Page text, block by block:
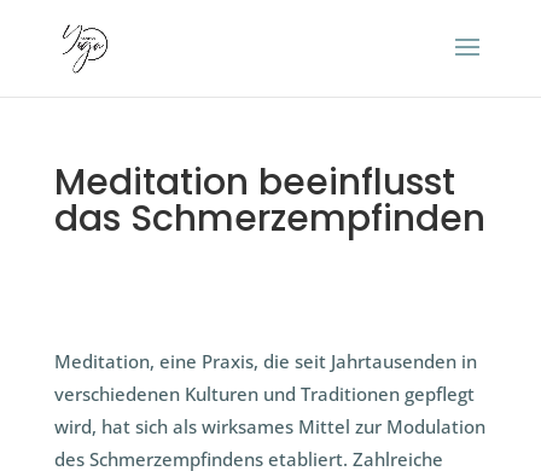
Meditation beeinflusst
das Schmerzempfinden
Meditation, eine Praxis, die seit Jahrtausenden in
verschiedenen Kulturen und Traditionen gepflegt
wird, hat sich als wirksames Mittel zur Modulation
des Schmerzempfindens etabliert. Zahlreiche